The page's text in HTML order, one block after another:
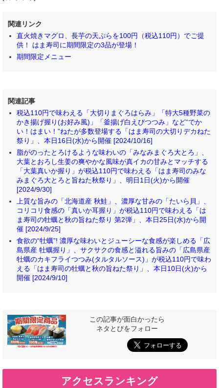
関連リンク
直火焼きマグロ、長芋の天ぷらを100円（税込110円）でご提
供！ はま寿司に期間限定の3品が登場！
期間限定メニュー
関連記事
税込110円で味わえる「大切りまぐろはらみ」「特大5種野菜の
かき揚げ握り(お好み風)」「釜揚げ白えびつつみ」など“でか
い！はまい！”ねたが多数登場する「はま寿司の大切りデカねた
祭り」、本日16日(水)から開催 [2024/10/16]
脂がのったとろけるような味わいの「みなみまぐろ大とろ」、
大葉とおろし生姜の爽やかな風味が真イカの甘みとマッチする
「大葉真いか握り」が税込110円で味わえる「はま寿司のみな
みまぐろ大とろと旨ねた秋祭り」、明日1日(火)から開催
[2024/9/30]
上質な旨みの「北海道産 秋鮭」、濃厚な甘みの「たいら貝」、
コリコリ食感の「真いか耳握り」が税込110円で味わえる「は
ま寿司の牡蠣と秋の旨ねた祭り 第2弾」、本日25日(水)から開
催 [2024/9/25]
食欲の“牡蠣”! 濃厚な味わいとジューシーな食感が楽しめる「広
島県産 牡蠣握り」、サクサクの食感と溢れる旨みの「広島県産
牡蠣のカキフライつつみ(タルタルソース)」が税込110円で味わ
える「はま寿司の牡蠣と秋の旨ねた祭り」、本日10日(火)から
開催 [2024/9/10]
この記事が面白かったら
ネタとぴをフォロー
アクセスランキング